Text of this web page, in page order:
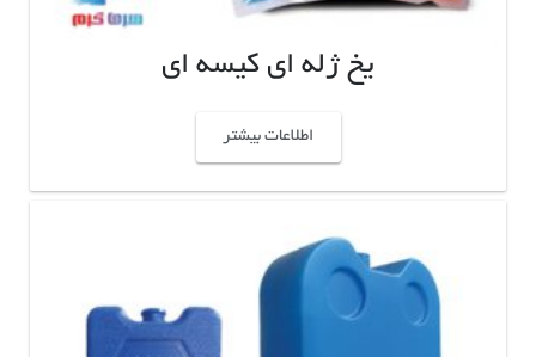
یخ ژله ای کیسه ای
اطلاعات بیشتر